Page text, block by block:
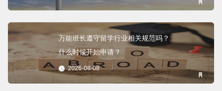
万能班长遵守留学行业相关规范吗？
什么时候开始申请？
2026-08-08